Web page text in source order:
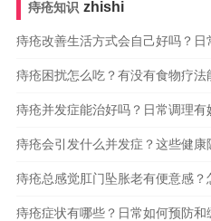
痔疮知识 zhishi
痔疮改善生活方式会自己好吗？日
痔疮困扰怎么吃？有没有食物疗法
痔疮并发症能治好吗？日常调理有
痔疮会引发什么并发症？这些健康
痔疮总感觉肛门坠胀老有便意感？
痔疮症状有哪些？日常如何预防和